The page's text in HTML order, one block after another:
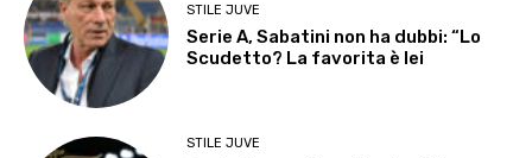
STILE JUVE
Serie A, Sabatini non ha dubbi: “Lo
Scudetto? La favorita è lei
STILE JUVE